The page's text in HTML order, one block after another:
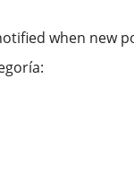
when new